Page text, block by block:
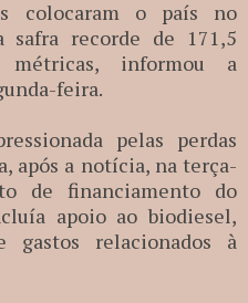
colocaram o país no
safra recorde de 171,5
informou a
feira.
pelas perdas
após a notícia, na terça-
de financiamento do
apoio ao biodiesel,
relacionados à